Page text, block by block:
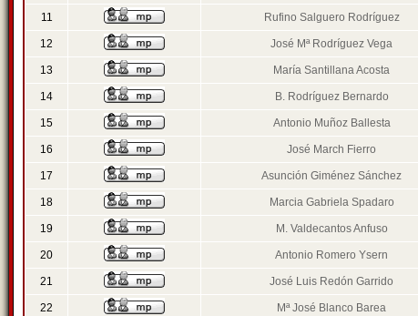
11 Rufino Salguero Rodríguez
12 José Mª Rodríguez Vega
13 María Santillana Acosta
14 B. Rodríguez Bernardo
15 Antonio Muñoz Ballesta
16 José March Fierro
17 Asunción Giménez Sánchez
18 Marcia Gabriela Spadaro
19 M. Valdecantos Anfuso
20 Antonio Romero Ysern
21 José Luis Redón Garrido
22 Mª José Blanco Barea